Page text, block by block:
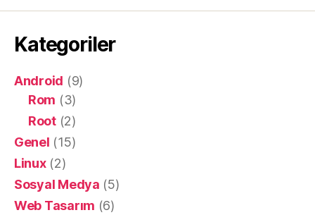
Kategoriler
Android (9)
Rom (3)
Root(2)
Genel (15)
Linux(2)
Sosyal Medya (5)
Web Tasarım (6)